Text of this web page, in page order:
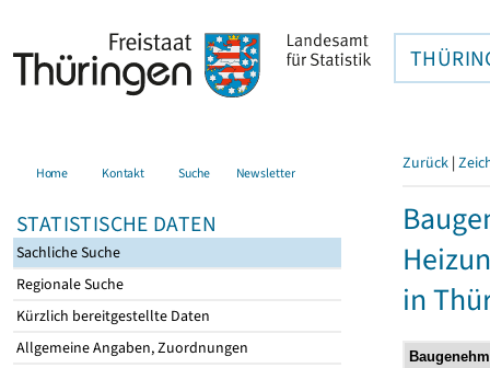
Home Kontakt Suche Newsletter
STATISTISCHE DATEN
Sachliche Suche
Regionale Suche
Kürzlich bereitgestellte Daten
Allgemeine Angaben, Zuordnungen
Zurück |
in